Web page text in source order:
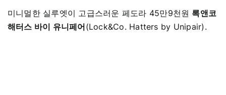
미니멀한 실루엣이 고급스러운 페도라 45만9천원 록앤코
해터스 바이 유니페어(Lock&Co. Hatters by Unipair).